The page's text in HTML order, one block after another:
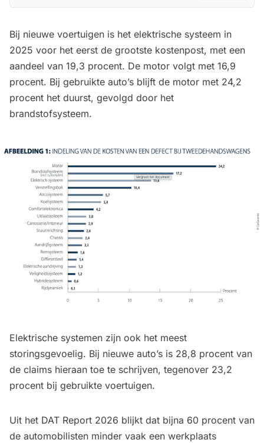
Bij nieuwe voertuigen is het elektrische systeem in
2025 voor het eerst de grootste kostenpost, met een
aandeel van 19,3 procent. De motor volgt met 16,9
procent. Bij gebruikte auto’s blijft de motor met 24,2
procent het duurst, gevolgd door het
brandstofsysteem.
Elektrische systemen zijn ook het meest
storingsgevoelig. Bij nieuwe auto’s is 28,8 procent van
de claims hieraan toe te schrijven, tegenover 23,2
procent bij gebruikte voertuigen.
Uit het DAT Report 2026 blijkt dat bijna 60 procent van
de automobilisten minder vaak een werkplaats